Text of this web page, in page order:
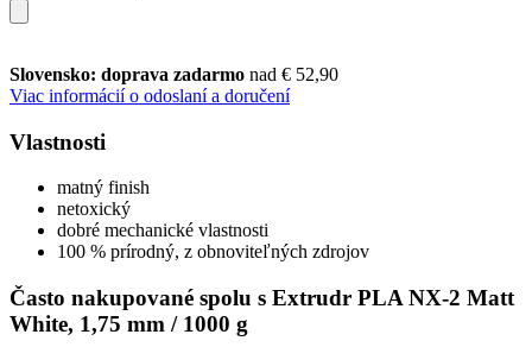
Slovensko: doprava zadarmo nad € 52,90
Viac informácií o odoslaní a doručení
Vlastnosti
matný finish
netoxický
dobré mechanické vlastnosti
100 % prírodný, z obnoviteľných zdrojov
Často nakupované spolu s Extrudr PLA NX-2 Matt
White, 1,75 mm / 1000 g